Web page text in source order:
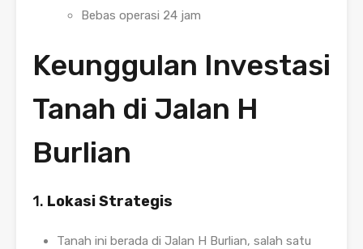
Bebas operasi 24 jam
Keunggulan Investasi
Tanah di Jalan H
Burlian
1. Lokasi Strategis
Tanah ini berada di Jalan H Burlian, salah satu